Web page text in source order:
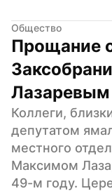
Общество
Прощание
Лазаревым
Коллеги,
депутатом
местного
Максимом
49-м году.